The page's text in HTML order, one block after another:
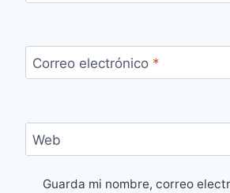
Correo electrónico *
Web
Guarda mi nombre, correo